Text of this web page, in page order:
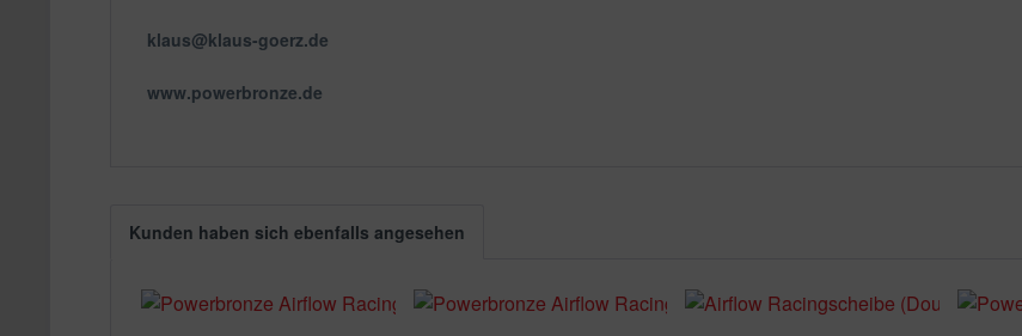
klaus@klaus-goerz.de
www.powerbronze.de
Kunden haben sich ebenfalls angesehen